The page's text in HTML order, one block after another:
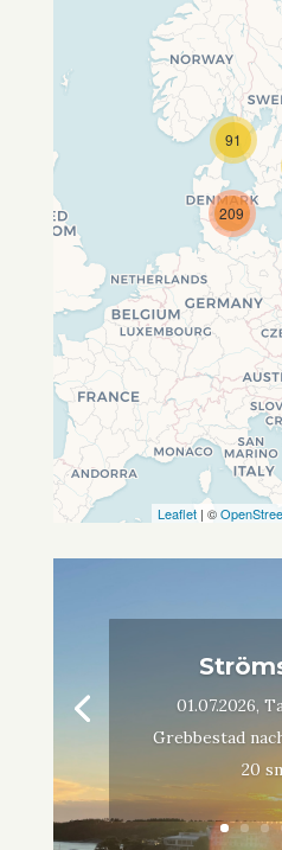
Travelers' Map
Wenn du dies
deine Seite
wurde, fehlen
209
91
Leaflet | ©
01.07.2026,
Grebbestad
20